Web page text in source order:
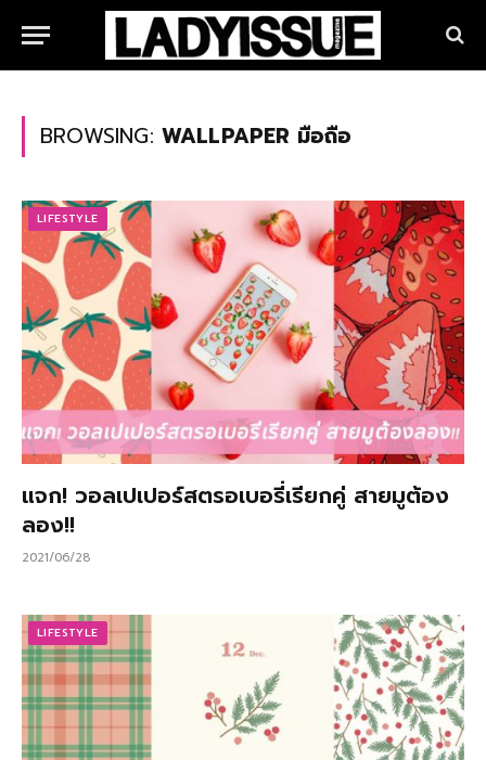
BROWSING: WALLPAPER มือถือ
LIFESTYLE
แจก! วอลเปเปอร์สตรอเบอรี่เรียกคู่ สายมูต้อง
ลอง!!
2021/06/28
LIFESTYLE